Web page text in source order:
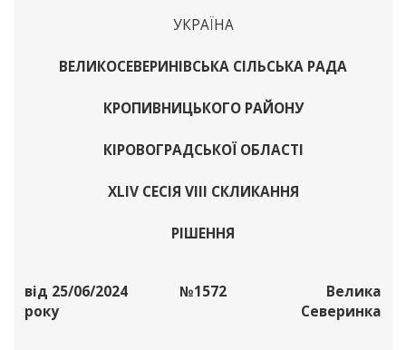
УКРАЇНА
ВЕЛИКОСЕВЕРИНІВСЬКА СІЛЬСЬКА РАДА
КРОПИВНИЦЬКОГО РАЙОНУ
КІРОВОГРАДСЬКОЇ ОБЛАСТІ
XLІV СЕСІЯ VІІІ СКЛИКАННЯ
РІШЕННЯ
від 25/06/2024
року
№1572
Велика
Северинка